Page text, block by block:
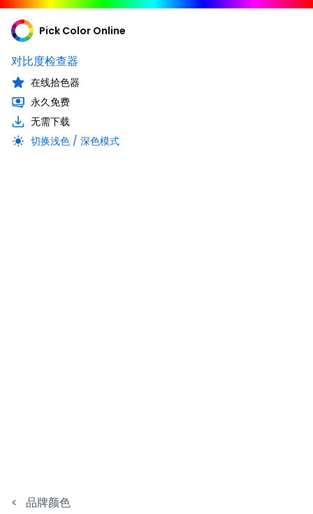
Pick Color Online
对比度检查器
在线拾色器
永久免费
无需下载
切换浅色 / 深色模式
< 品牌颜色